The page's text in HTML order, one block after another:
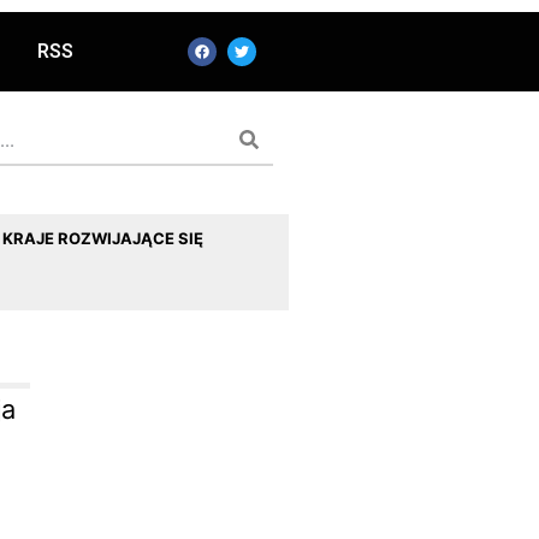
RSS
KRAJE ROZWIJAJĄCE SIĘ